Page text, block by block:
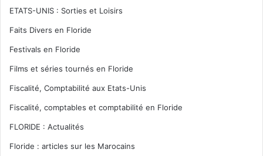
ETATS-UNIS : Sorties et Loisirs
Faits Divers en Floride
Festivals en Floride
Films et séries tournés en Floride
Fiscalité, Comptabilité aux Etats-Unis
Fiscalité, comptables et comptabilité en Floride
FLORIDE : Actualités
Floride : articles sur les Marocains